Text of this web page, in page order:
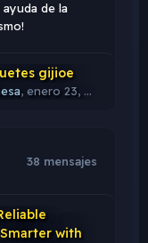
de la
gijioe
, enero 23, 2025 a las 01:41
38 mensajes
with